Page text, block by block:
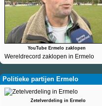
YouTube Ermelo zaklopen
Wereldrecord zaklopen in Ermelo
Politieke partijen Ermelo
Zetelverdeling in Ermelo